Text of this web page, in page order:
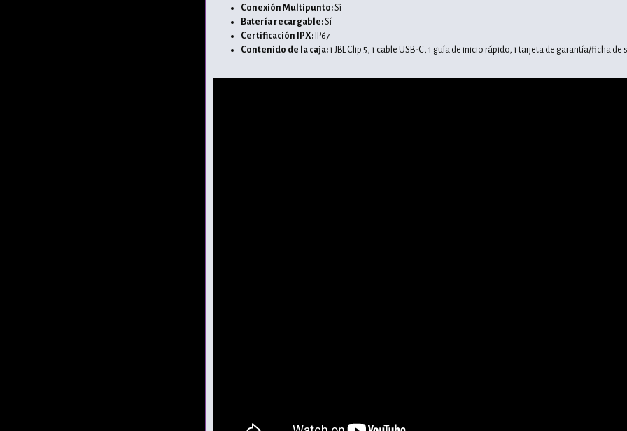
Conexión Multipunto:Sí
Batería recargable:Sí
Certificación IPX: IP67
Contenido de la caja:1 JBL Clip 5, 1 cable USB-C, 1 guía de inicio rápido, 1 tarjeta de garantía/ficha de